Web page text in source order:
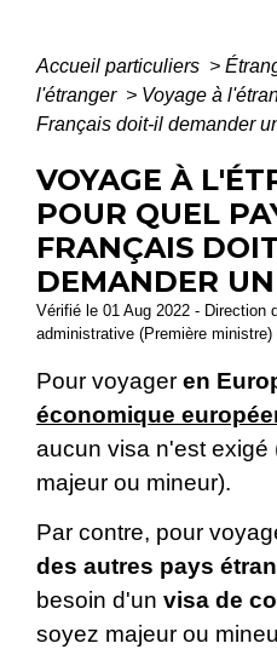
Accueil particuliers >
l'étranger > Voyage à
Français doit-il demander
VOYAGE À
POUR QUEL
FRANÇAIS
DEMANDER
Vérifié le 01 Aug 2022 - Direction
administrative (Première ministre)
Pour voyager en
économique
aucun visa n'est exigé
majeur ou mineur).
Par contre, pour
des autres pays
besoin d'un visa de
soyez majeur ou